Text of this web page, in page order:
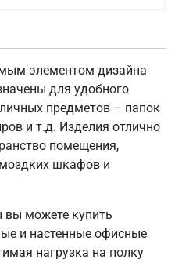
элементом дизайна
для удобного
предметов – папок
и т.д. Изделия отлично
помещения,
шкафов и
вы можете купить
и настенные офисные
нагрузка на полку